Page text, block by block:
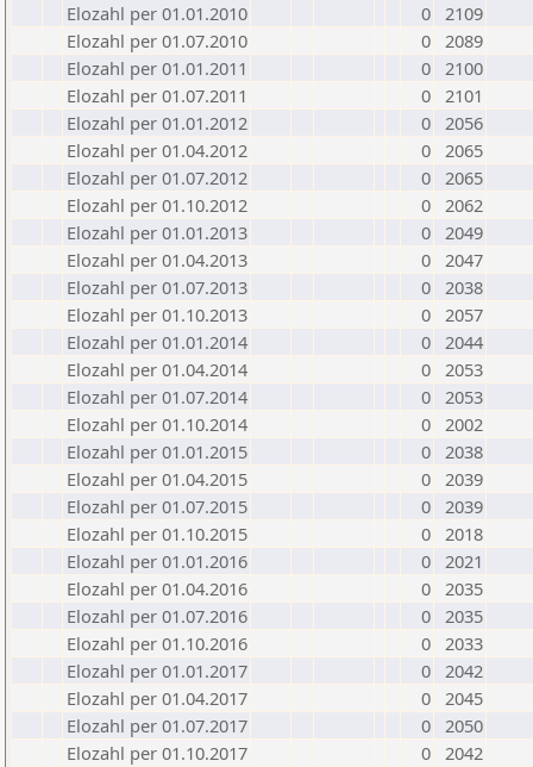
Elozahl per 01.01.2010
0 2109
Elozahl per 01.07.2010
0 2089
Elozahl per 01.01.2011
0 2100
Elozahl per 01.07.2011
0 2101
Elozahl per 01.01.2012
0 2056
Elozahl per 01.04.2012
0 2065
Elozahl per 01.07.2012
0 2065
Elozahl per 01.10.2012
0 2062
Elozahl per 01.01.2013
0 2049
Elozahl per 01.04.2013
0 2047
Elozahl per 01.07.2013
0 2038
Elozahl per 01.10.2013
0 2057
Elozahl per 01.01.2014
0 2044
Elozahl per 01.04.2014
0 2053
Elozahl per 01.07.2014
0 2053
Elozahl per 01.10.2014
0 2002
Elozahl per 01.01.2015
0 2038
Elozahl per 01.04.2015
0 2039
Elozahl per 01.07.2015
0 2039
Elozahl per 01.10.2015
0 2018
Elozahl per 01.01.2016
0 2021
Elozahl per 01.04.2016
0 2035
Elozahl per 01.07.2016
0 2035
Elozahl per 01.10.2016
0 2033
Elozahl per 01.01.2017
0 2042
Elozahl per 01.04.2017
0 2045
Elozahl per 01.07.2017
0 2050
Elozahl per 01.10.2017
0 2042